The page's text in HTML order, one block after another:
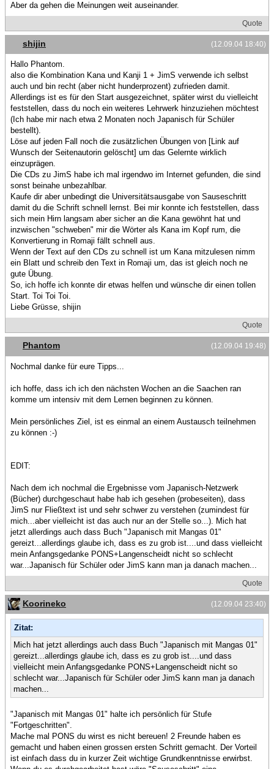
Aber da gehen die Meinungen weit auseinander.
Quote
(12.09.04 18:40)
shijin
Hallo Phantom.
also die Kombination Kana und Kanji 1 + JimS verwende ich selbst
auch und bin recht (aber nicht hunderprozent) zufrieden damit.
Allerdings ist es für den Start ausgezeichnet, später wirst du vielleicht
feststellen, dass du noch ein weiteres Lehrwerk hinzuziehen möchtest
(Ich habe mir nach etwa 2 Monaten noch Japanisch für Schüler
bestellt).
Löse auf jeden Fall noch die zusätzlichen Übungen von [Link auf
Wunsch der Seitenautorin gelöscht] um das Gelernte wirklich
einzuprägen.
Die CDs zu JimS habe ich mal irgendwo im Internet gefunden, die sind
sonst beinahe unbezahlbar.
Kaufe dir aber unbedingt die Universitätsausgabe von Sauseschritt
damit du die Schrift schnell lernst. Bei mir konnte ich feststellen, dass
sich mein Hirn langsam aber sicher an die Kana gewöhnt hat und
inzwischen "schweben" mir die Wörter als Kana im Kopf rum, die
Konvertierung in Romaji fällt schnell aus.
Wenn der Text auf den CDs zu schnell ist um Kana mitzulesen nimm
ein Blatt und schreib den Text in Romaji um, das ist gleich noch ne
gute Übung.
So, ich hoffe ich konnte dir etwas helfen und wünsche dir einen tollen
Start. Toi Toi Toi.
Liebe Grüsse, shijin
Quote
(12.09.04 19:48)
Phantom
Nochmal danke für eure Tipps...
ich hoffe, dass ich ich den nächsten Wochen an die Saachen ran
komme um intensiv mit dem Lernen beginnen zu können.
Mein persönliches Ziel, ist es einmal an einem Austausch teilnehmen
zu können :-)
EDIT:
Nach dem ich nochmal die Ergebnisse vom Japanisch-Netzwerk
(Bücher) durchgeschaut habe hab ich gesehen (probeseiten), dass
JimS nur Fließtext ist und sehr schwer zu verstehen (zumindest für
mich...aber vielleicht ist das auch nur an der Stelle so...). Mich hat
jetzt allerdings auch dass Buch "Japanisch mit Mangas 01"
gereizt...allerdings glaube ich, dass es zu grob ist....und dass vielleicht
mein Anfangsgedanke PONS+Langenscheidt nicht so schlecht
war...Japanisch für Schüler oder JimS kann man ja danach machen...
Quote
(12.09.04 23:40)
Koorineko
Zitat:
Mich hat jetzt allerdings auch dass Buch "Japanisch mit Mangas 01"
gereizt...allerdings glaube ich, dass es zu grob ist....und dass
vielleicht mein Anfangsgedanke PONS+Langenscheidt nicht so
schlecht war...Japanisch für Schüler oder JimS kann man ja danach
machen...
"Japanisch mit Mangas 01" halte ich persönlich für Stufe
"Fortgeschritten".
Mache mal PONS du wirst es nicht bereuen! 2 Freunde haben es
gemacht und haben einen grossen ersten Schritt gemacht. Der Vorteil
ist einfach dass du in kurzer Zeit wichtige Grundkenntnisse erwirbst.